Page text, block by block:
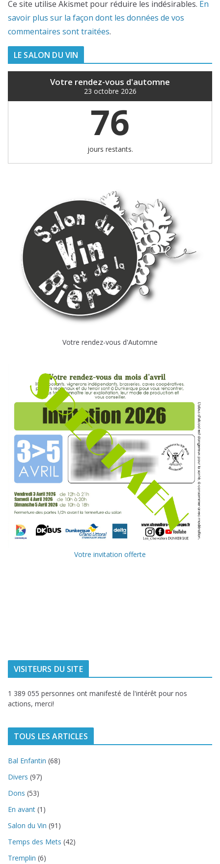
Ce site utilise Akismet pour réduire les indésirables. En
savoir plus sur la façon dont les données de vos
commentaires sont traitées.
LE SALON DU VIN
Votre rendez-vous d'automne
23 octobre 2026
76
jours restants.
Votre rendez-vous d'Automne
Votre invitation offerte
VISITEURS DU SITE
1 389 055 personnes ont manifesté de l'intérêt pour nos
actions, merci!
TOUS LES ARTICLES
Bal Enfantin (68)
Divers (97)
Dons (53)
En avant (1)
Salon du Vin (91)
Temps des Mets (42)
Tremplin (6)